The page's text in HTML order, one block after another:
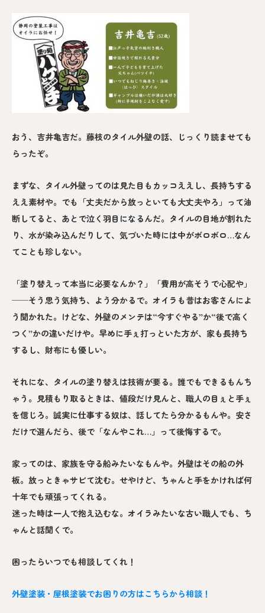
おう、吉井亀吉だ。藤枝のタイル外壁の話、じっくり読ませても
らったぞ。
まずな、タイル外壁ってのは見た目もカッコええし、長持ちする
ええ素材や。でも「丈夫だから放っといても大丈夫やろ」って油
断してると、あとで泣く羽目になるんだ。タイルの目地が割れた
り、水が染み込んだりして、気づいた時には中がボロボロ…なん
てことも珍しない。
「塗り替えって本当に必要なんか？」「費用が高そうで心配や」
──そう思う気持ち、よう分かるで。オイラも昔はお客さんによ
う聞かれた。けどな、外壁のメンテは“今すぐやる”か“後で高く
つく”かの違いだけや。早めに手ぇ打っといた方が、家も長持ち
するし、財布にも優しい。
それにな、タイルの塗り替えは技術が要る。誰でもできるもんち
ゃう。見積もり取るときは、値段だけ見んと、職人の目ぇと手ぇ
を信じろ。誠実に仕事する奴は、話してたら分かるもんや。安さ
だけで選んだら、後で「なんやこれ…」って後悔するで。
家ってのは、家族を守る船みたいなもんや。外壁はその船の外
板。放っときゃサビて沈む。せやけど、ちゃんと手をかければ何
十年でも頑張ってくれる。
迷った時は一人で抱え込むな。オイラみたいな古い職人でも、ち
ゃんと話聞くで。
困ったらいつでも相談してくれ！
外壁塗装・屋根塗装でお困りの方はこちらから相談！